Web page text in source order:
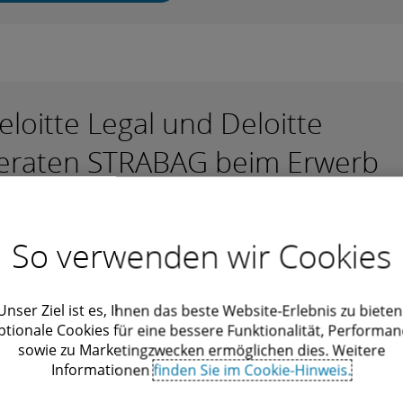
Legal und Deloitte
STRABAG beim Erwerb
von greentech
2026 | Deloitte Legal
So verwenden wir Cookies
Ziel ist es, Ihnen das beste Website-Erlebnis zu
Cookies für eine bessere Funktionalität,
sowie zu Marketingzwecken ermöglichen dies. Weitere
Informationenfinden Sie im Cookie-Hinweis.